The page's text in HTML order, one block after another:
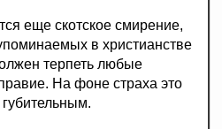
еще скотское смирение,
в христианстве
терпеть любые
На фоне страха это